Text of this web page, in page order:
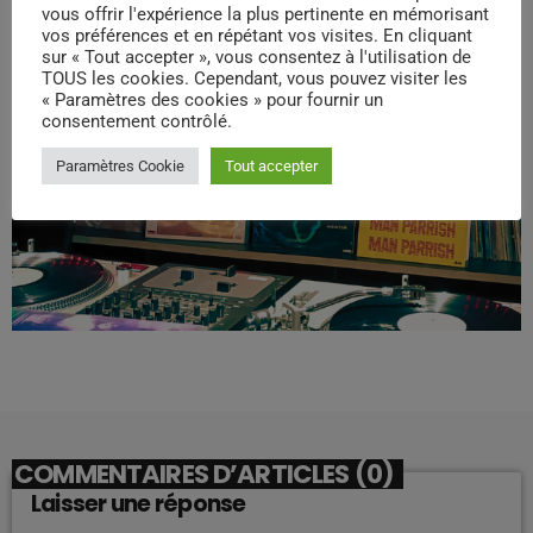
COMMENTAIRES D’ARTICLES (0)
Laisser une réponse
vous offrir l'expérience la plus pertinente en mémorisant
vos préférences et en répétant vos visites. En cliquant
sur « Tout accepter », vous consentez à l'utilisation de
TOUS les cookies. Cependant, vous pouvez visiter les
« Paramètres des cookies » pour fournir un
consentement contrôlé.
Paramètres Cookie Tout accepter